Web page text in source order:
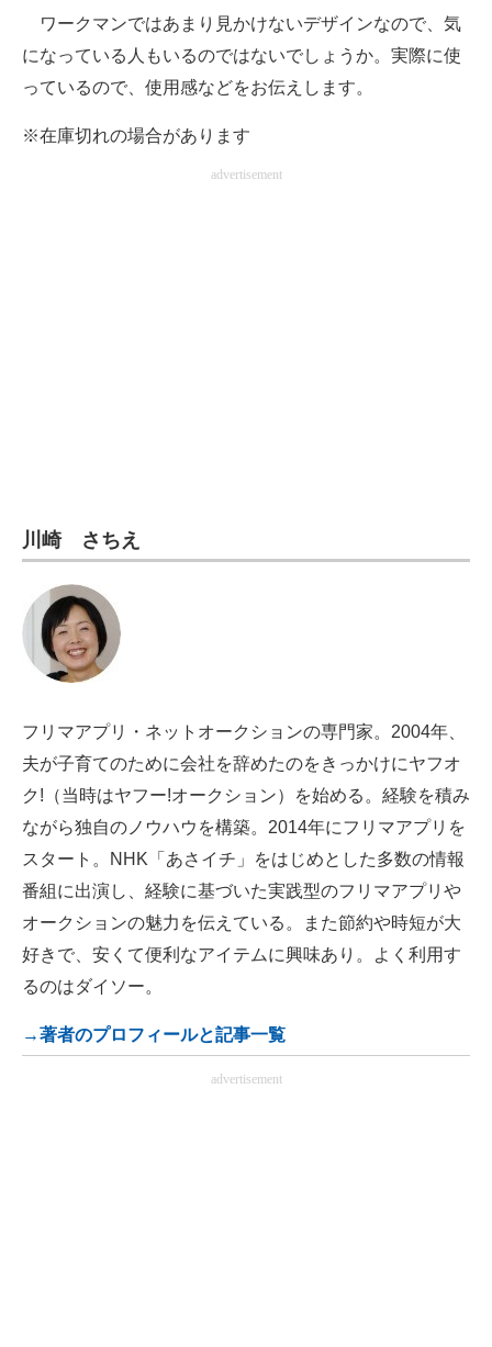
モノづくり技術者専門サイト
ワークマンではあまり見かけないデザインなので、気
になっている人もいるのではないでしょうか。実際に使
っているので、使用感などをお伝えします。
※在庫切れの場合があります
advertisement
川崎 さちえ
フリマアプリ・ネットオークションの専門家。2004年、
夫が子育てのために会社を辞めたのをきっかけにヤフオ
ク!（当時はヤフー!オークション）を始める。経験を積み
ながら独自のノウハウを構築。2014年にフリマアプリを
スタート。NHK「あさイチ」をはじめとした多数の情報
番組に出演し、経験に基づいた実践型のフリマアプリや
オークションの魅力を伝えている。また節約や時短が大
好きで、安くて便利なアイテムに興味あり。よく利用す
るのはダイソー。
→著者のプロフィールと記事一覧
advertisement